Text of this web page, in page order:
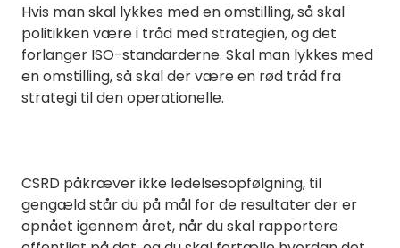
Hvis man skal lykkes med en omstilling, så skal
politikken være i tråd med strategien, og det
forlanger ISO-standarderne. Skal man lykkes med
en omstilling, så skal der være en rød tråd fra
strategi til den operationelle.
CSRD påkræver ikke ledelsesopfølgning, til
gengæld står du på mål for de resultater der er
opnået igennem året, når du skal rapportere